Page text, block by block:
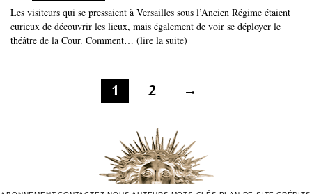
Les visiteurs qui se pressaient à Versailles sous l’Ancien Régime étaient
curieux de découvrir les lieux, mais également de voir se déployer le
théâtre de la Cour. Comment… (lire la suite)
Pagination
des
1 2 →